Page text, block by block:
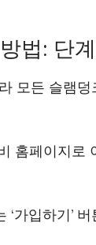
법: 단
모든 슬램
홈페이지로
가입하기’